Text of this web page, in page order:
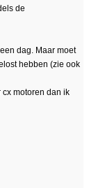
de
dag. Maar moet
hebben (zie ook
cx motoren dan ik